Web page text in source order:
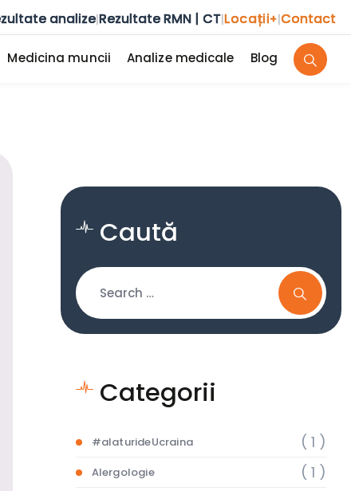
analize|Rezultate RMN | CT|Locații+|Contact
Medicina muncii Analize medicale Blog
Caută
Categorii
#alaturideUcraina ( 1 )
Alergologie ( 1 )